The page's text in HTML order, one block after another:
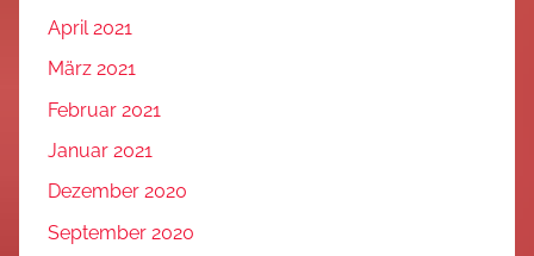
April 2021
März 2021
Februar 2021
Januar 2021
Dezember 2020
September 2020